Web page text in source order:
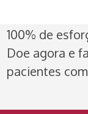
100% de
Doe agora e
pacientes